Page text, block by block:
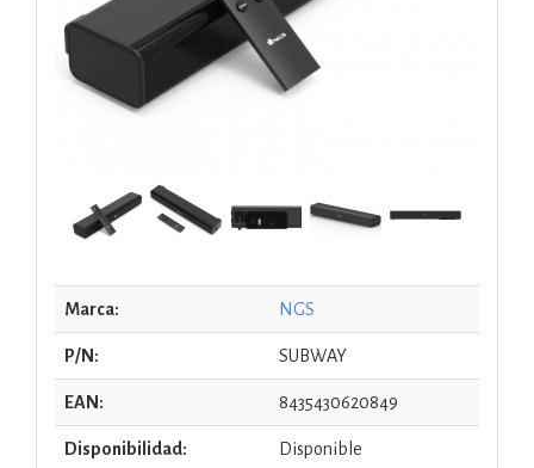
Marca: NGS
P/N: SUBWAY
EAN: 8435430620849
Disponibilidad: Disponible